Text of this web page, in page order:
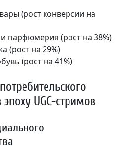
(рост конверсии на
парфюмерия (рост на 38%)
(рост на 29%)
(рост на 41%)
UGC-стримов